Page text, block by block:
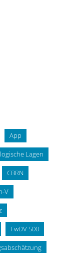
App
Lagen
CBRN
V
FwDV 500